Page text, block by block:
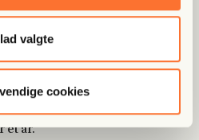
valgte
cookies
er det planen, at Danmarks
redde nødlidende,
under coronakrisen,
et år.